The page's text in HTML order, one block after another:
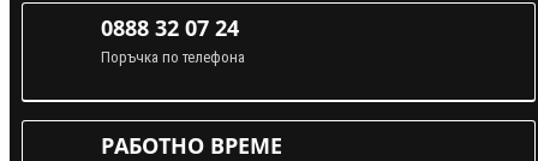
0888 32 07 24
Поръчка по телефона
РАБОТНО ВРЕМЕ